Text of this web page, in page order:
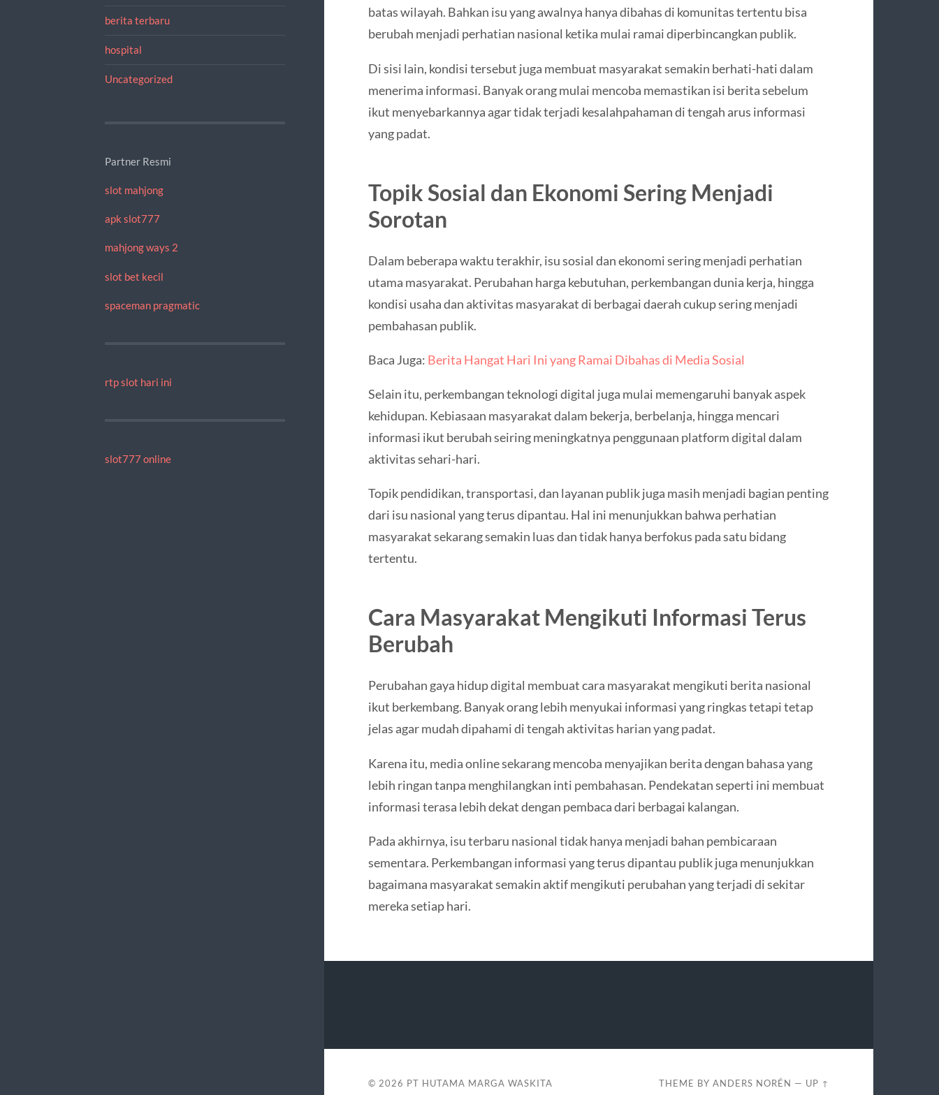
berita terbaru
hospital
Uncategorized
Partner Resmi
slot mahjong
apk slot777
mahjong ways 2
slot bet kecil
spaceman pragmatic
rtp slot hari ini
slot777 online
batas wilayah. Bahkan isu yang awalnya hanya dibahas di komunitas tertentu bisa
berubah menjadi perhatian nasional ketika mulai ramai diperbincangkan publik.
Di sisi lain, kondisi tersebut juga membuat masyarakat semakin berhati-hati dalam
menerima informasi. Banyak orang mulai mencoba memastikan isi berita sebelum
ikut menyebarkannya agar tidak terjadi kesalahpahaman di tengah arus informasi
yang padat.
Topik Sosial dan Ekonomi Sering Menjadi
Sorotan
Dalam beberapa waktu terakhir, isu sosial dan ekonomi sering menjadi perhatian
utama masyarakat. Perubahan harga kebutuhan, perkembangan dunia kerja, hingga
kondisi usaha dan aktivitas masyarakat di berbagai daerah cukup sering menjadi
pembahasan publik.
Baca Juga: Berita Hangat Hari Ini yang Ramai Dibahas di Media Sosial
Selain itu, perkembangan teknologi digital juga mulai memengaruhi banyak aspek
kehidupan. Kebiasaan masyarakat dalam bekerja, berbelanja, hingga mencari
informasi ikut berubah seiring meningkatnya penggunaan platform digital dalam
aktivitas sehari-hari.
Topik pendidikan, transportasi, dan layanan publik juga masih menjadi bagian penting
dari isu nasional yang terus dipantau. Hal ini menunjukkan bahwa perhatian
masyarakat sekarang semakin luas dan tidak hanya berfokus pada satu bidang
tertentu.
Cara Masyarakat Mengikuti Informasi Terus
Berubah
Perubahan gaya hidup digital membuat cara masyarakat mengikuti berita nasional
ikut berkembang. Banyak orang lebih menyukai informasi yang ringkas tetapi tetap
jelas agar mudah dipahami di tengah aktivitas harian yang padat.
Karena itu, media online sekarang mencoba menyajikan berita dengan bahasa yang
lebih ringan tanpa menghilangkan inti pembahasan. Pendekatan seperti ini membuat
informasi terasa lebih dekat dengan pembaca dari berbagai kalangan.
Pada akhirnya, isu terbaru nasional tidak hanya menjadi bahan pembicaraan
sementara. Perkembangan informasi yang terus dipantau publik juga menunjukkan
bagaimana masyarakat semakin aktif mengikuti perubahan yang terjadi di sekitar
mereka setiap hari.
© 2026 PT HUTAMA MARGA WASKITA THEME BYANDERS NORÉN — UP ↑